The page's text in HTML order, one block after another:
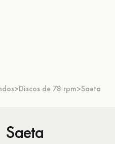
>Discos de 78 rpm>Saeta
Saeta